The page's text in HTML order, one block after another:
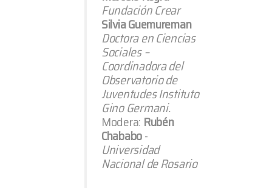
Fundación Crear
Silvia Guemureman
Doctora en Ciencias
Sociales –
Coordinadora del
Observatorio de
Juventudes Instituto
Gino Germani.
Modera: Rubén
Chababo-
Universidad
Nacional de Rosario